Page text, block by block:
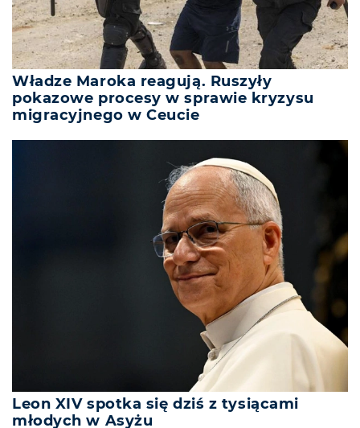
Władze Maroka reagują. Ruszyły
pokazowe procesy w sprawie kryzysu
migracyjnego w Ceucie
Leon XIV spotka się dziś z tysiącami
młodych w Asyżu